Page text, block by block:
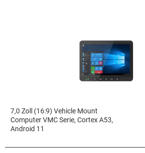
7,0 Zoll (16:9) Vehicle Mount
Computer VMC Serie, Cortex A53,
Android 11